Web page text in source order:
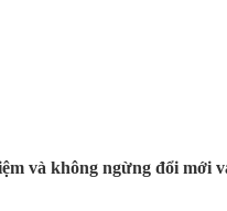
và không ngừng đổi mới